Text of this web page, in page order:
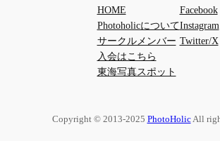
HOME
Photoholicについて
サークルメンバー
入会はこちら
東海写真スポット
Facebook
Instagram
Twitter/X
Copyright © 2013-2025 PhotoHolicAll